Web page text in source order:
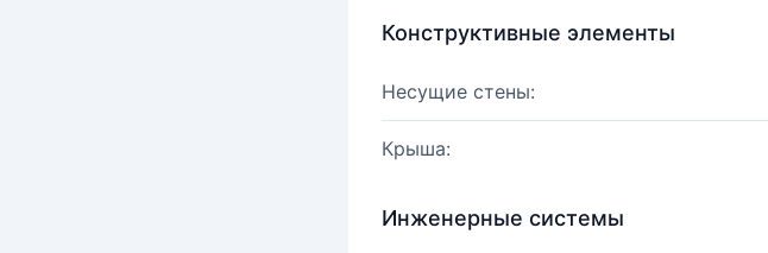
Конструктивные элементы
Несущие стены:
Крыша:
Инженерные системы